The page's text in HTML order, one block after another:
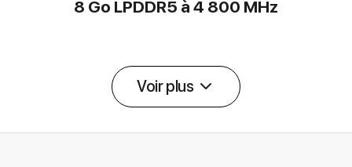
8 Go LPDDR5 à 4 800 MHz
Voir plus